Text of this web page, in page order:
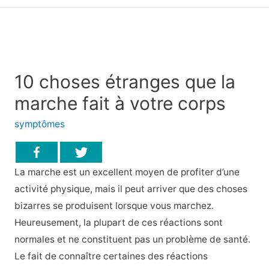
10 choses étranges que la
marche fait à votre corps
symptômes
La marche est un excellent moyen de profiter d’une
activité physique, mais il peut arriver que des choses
bizarres se produisent lorsque vous marchez.
Heureusement, la plupart de ces réactions sont
normales et ne constituent pas un problème de santé.
Le fait de connaître certaines des réactions